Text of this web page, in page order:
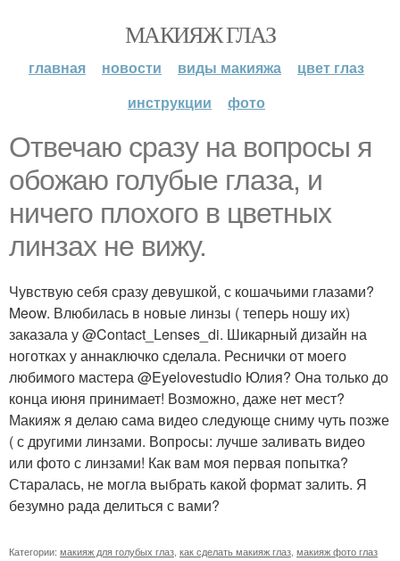
МАКИЯЖ ГЛАЗ
главная новости виды макияжа
цвет глаз
инструкции
фото
Отвечаю сразу на вопросы я
обожаю голубые глаза, и
ничего плохого в цветных
линзах не вижу.
Чувствую себя сразу девушкой, с кошачьими глазами?
Meow. Влюбилась в новые линзы ( теперь ношу их)
заказала у @Contact_Lenses_di. Шикарный дизайн на
ноготках у аннаключко сделала. Реснички от моего
любимого мастера @Eyelovestudio Юлия? Она только до
конца июня принимает! Возможно, даже нет мест?
Макияж я делаю сама видео следующе сниму чуть позже
( с другими линзами. Вопросы: лучше заливать видео
или фото с линзами! Как вам моя первая попытка?
Старалась, не могла выбрать какой формат залить. Я
безумно рада делиться с вами?
Категории: макияж для голубых глаз как сделать макияж глаз макияж фото глаз